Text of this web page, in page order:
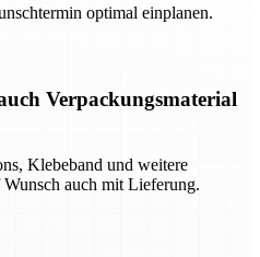
optimal einplanen.
Verpackungsmaterial
Klebeband und weitere
auch mit Lieferung.